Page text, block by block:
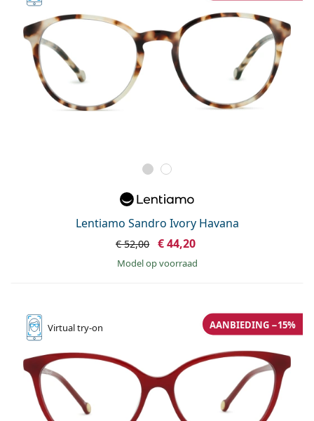
Lentiamo Sandro Ivory Havana
€ 52,00 € 44,20
model op voorraad
Virtualtry-on AANBIEDING −15%